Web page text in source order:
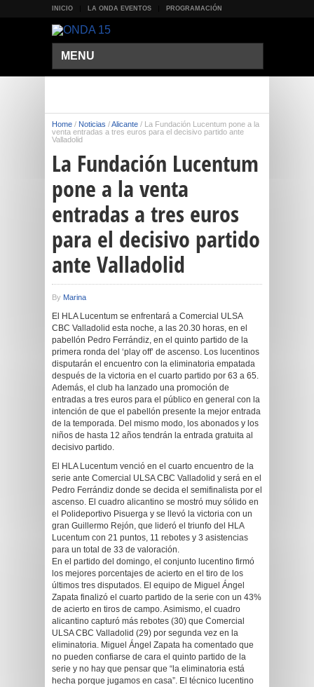
INICIO LA ONDA EVENTOS PROGRAMACIÓN
MENU
Home / Noticias /Alicante / La Fundación Lucentum pone a la
venta entradas a tres euros para el decisivo partido ante
Valladolid
La Fundación Lucentum
pone a la venta
entradas a tres euros
para el decisivo partido
ante Valladolid
By Marina
El HLA Lucentum se enfrentará a Comercial ULSA
CBC Valladolid esta noche, a las 20.30 horas, en el
pabellón Pedro Ferrándiz, en el quinto partido de la
primera ronda del ‘play off’ de ascenso. Los lucentinos
disputarán el encuentro con la eliminatoria empatada
después de la victoria en el cuarto partido por 63 a 65.
Además, el club ha lanzado una promoción de
entradas a tres euros para el público en general con la
intención de que el pabellón presente la mejor entrada
de la temporada. Del mismo modo, los abonados y los
niños de hasta 12 años tendrán la entrada gratuita al
decisivo partido.
El HLA Lucentum venció en el cuarto encuentro de la
serie ante Comercial ULSA CBC Valladolid y será en el
Pedro Ferrándiz donde se decida el semifinalista por el
ascenso. El cuadro alicantino se mostró muy sólido en
el Polideportivo Pisuerga y se llevó la victoria con un
gran Guillermo Rejón, que lideró el triunfo del HLA
Lucentum con 21 puntos, 11 rebotes y 3 asistencias
para un total de 33 de valoración.
En el partido del domingo, el conjunto lucentino firmó
los mejores porcentajes de acierto en el tiro de los
últimos tres disputados. El equipo de Miguel Ángel
Zapata finalizó el cuarto partido de la serie con un 43%
de acierto en tiros de campo. Asimismo, el cuadro
alicantino capturó más rebotes (30) que Comercial
ULSA CBC Valladolid (29) por segunda vez en la
eliminatoria. Miguel Ángel Zapata ha comentado que
no pueden confiarse de cara el quinto partido de la
serie y no hay que pensar que “la eliminatoria está
hecha porque jugamos en casa”. El técnico lucentino